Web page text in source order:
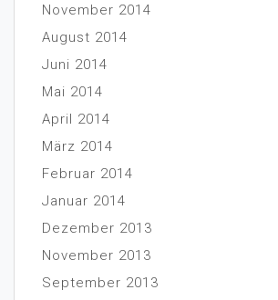
November 2014
August 2014
Juni 2014
Mai 2014
April 2014
März 2014
Februar 2014
Januar 2014
Dezember 2013
November 2013
September 2013